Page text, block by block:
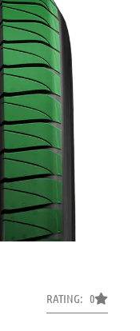
RATING: 0